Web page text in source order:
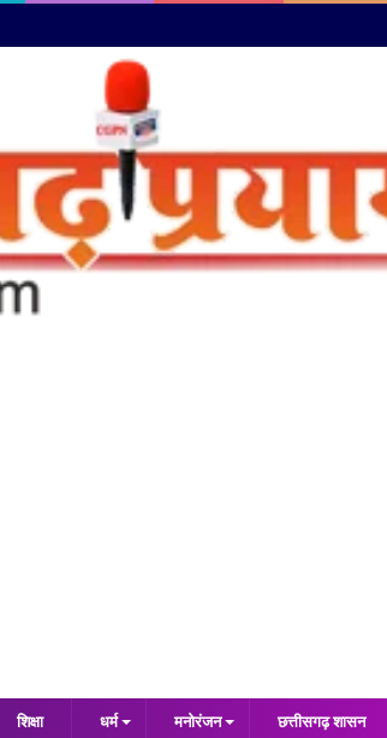
शिक्षा धर्म मनोरंजन छत्तीसगढ़ शासन